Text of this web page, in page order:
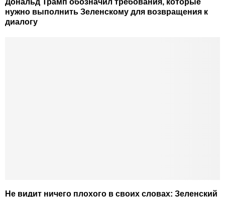
Дональд Трамп обозначил требования, которые
нужно выполнить Зеленскому для возвращения к
диалогу
Не видит ничего плохого в своих словах: Зеленский